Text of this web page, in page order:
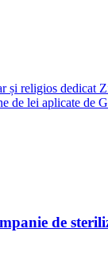
și religios dedicat
de lei aplicate de
de